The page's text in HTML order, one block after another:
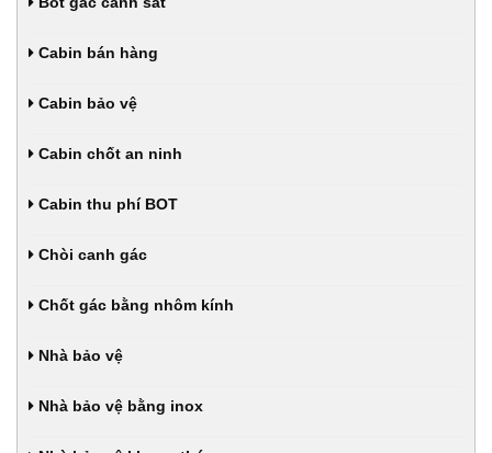
Cabin bán hàng
Cabin bảo vệ
Cabin chốt an ninh
Cabin thu phí BOT
Chòi canh gác
Chốt gác bằng nhôm kính
Nhà bảo vệ
Nhà bảo vệ bằng inox